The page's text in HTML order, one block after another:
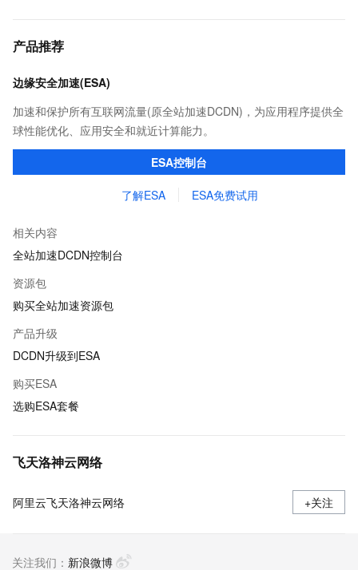
产品推荐
边缘安全加速(ESA)
加速和保护所有互联网流量(原全站加速DCDN)，为应用程序提供全
球性能优化、应用安全和就近计算能力。
ESA控制台
了解ESA ESA免费试用
相关内容
全站加速DCDN控制台
资源包
购买全站加速资源包
产品升级
DCDN升级到ESA
购买ESA
选购ESA套餐
飞天洛神云网络
阿里云飞天洛神云网络 +关注
关注我们： 新浪微博